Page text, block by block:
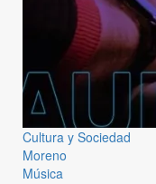
Cultura y Sociedad
Moreno
Música